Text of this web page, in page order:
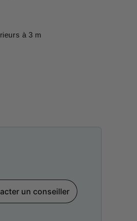
à 3 m
un conseiller